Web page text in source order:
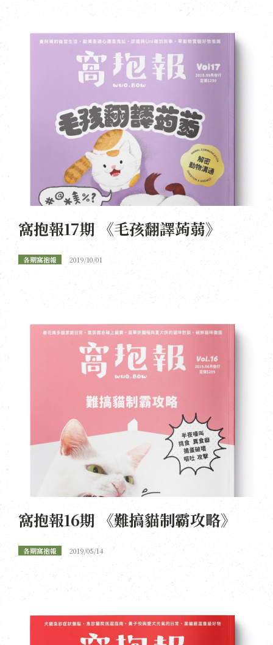
窩抱報17期 《毛孩翻譯蒟蒻》
各期窩抱報 2019/10/01
窩抱報16期 《難搞貓制霸攻略》
各期窩抱報 2019/05/14